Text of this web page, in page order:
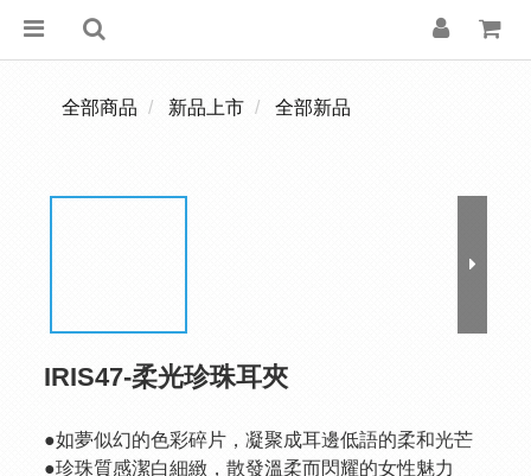
全部商品 新品上市 全部新品
IRIS47-柔光珍珠耳夾
●如夢似幻的色彩碎片，凝聚成耳邊低語的柔和光芒
●珍珠質感潔白細緻，散發溫柔而閃耀的女性魅力